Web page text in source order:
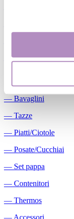
Conservalatte
―Massaggiagengive
― Bavaglini
― Tazze
― Piatti/Ciotole
― Posate/Cucchiai
― Set pappa
― Contenitori
― Thermos